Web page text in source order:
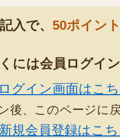
入で、 50ポイン
には会員ログイ
ログイン画面はこ
後、このページに
新規会員登録はこ